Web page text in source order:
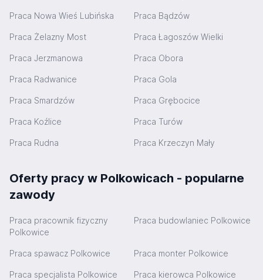
Praca Nowa Wieś Lubińska Praca Bądzów
Praca Żelazny Most Praca Łagoszów Wielki
Praca Jerzmanowa Praca Obora
Praca Radwanice Praca Gola
Praca Smardzów Praca Grębocice
Praca Koźlice Praca Turów
Praca Rudna Praca Krzeczyn Mały
Oferty pracy w Polkowicach - popularne
zawody
Praca pracownik fizyczny
Polkowice
Praca budowlaniec Polkowice
Praca spawacz Polkowice Praca monter Polkowice
Praca specjalista Polkowice Praca kierowca Polkowice